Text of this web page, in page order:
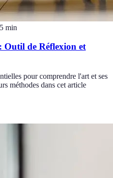
5 min
Outil de Réflexion et
pour comprendre l'art et ses
méthodes dans cet article